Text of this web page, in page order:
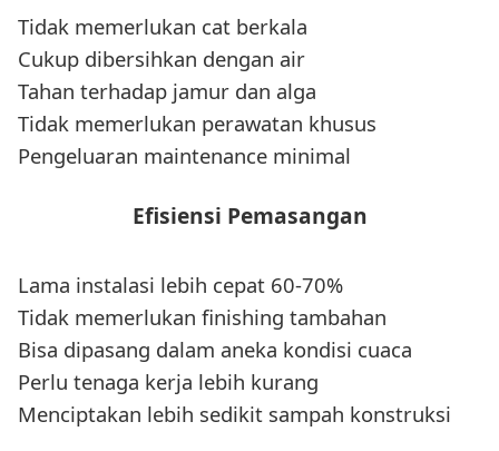
Tidak memerlukan cat berkala
Cukup dibersihkan dengan air
Tahan terhadap jamur dan alga
Tidak memerlukan perawatan khusus
Pengeluaran maintenance minimal
Efisiensi Pemasangan
Lama instalasi lebih cepat 60-70%
Tidak memerlukan finishing tambahan
Bisa dipasang dalam aneka kondisi cuaca
Perlu tenaga kerja lebih kurang
Menciptakan lebih sedikit sampah konstruksi